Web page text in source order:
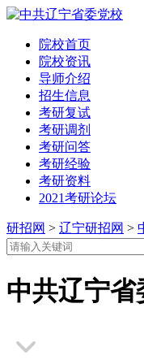
院校首页
院校资讯
导师介绍
招生信息
考研复试
考研调剂
考研问答
考研经验
考研资料
2021考研论坛
研招网 > 辽宁研招网 >
中共辽宁